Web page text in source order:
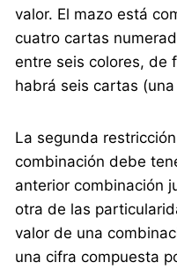
valor. El mazo está
cuatro cartas
entre seis colores, de
habrá seis cartas
La segunda
combinación debe
anterior combinación
otra de las
valor de una
una cifra compuesta